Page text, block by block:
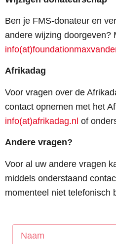
Ben je FMS-donateur en
andere wijzing doorgeven?
Afrikadag
Voor vragen over de
contact opnemen met het
info(at)afrikadag.nl of
Andere vragen?
Voor al uw andere vragen
middels onderstaand
momenteel niet telefonisch